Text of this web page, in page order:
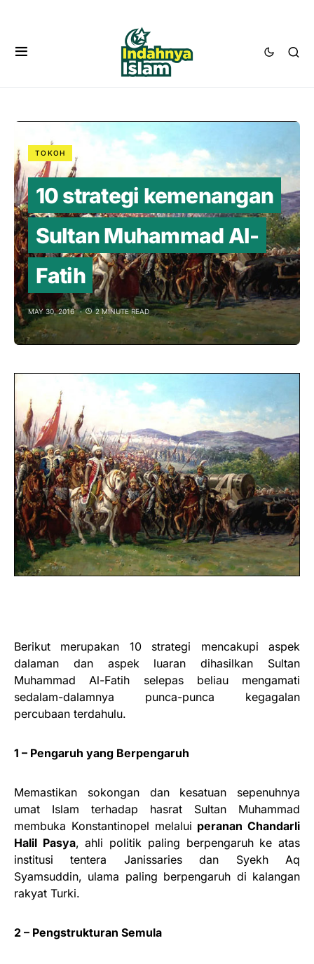
TOKOH
10 strategi kemenangan
Sultan Muhammad Al-
Fatih
MAY 30, 2016 2 MINUTE READ
Berikut merupakan 10 strategi mencakupi aspek
dalaman dan aspek luaran dihasilkan Sultan
Muhammad Al-Fatih selepas beliau mengamati
sedalam-dalamnya punca-punca kegagalan
percubaan terdahulu.
1 – Pengaruh yang Berpengaruh
Memastikan sokongan dan kesatuan sepenuhnya
umat Islam terhadap hasrat Sultan Muhammad
membuka Konstantinopel melalui peranan Chandarli
Halil Pasya, ahli politik paling berpengaruh ke atas
institusi tentera Janissaries dan Syekh Aq
Syamsuddin, ulama paling berpengaruh di kalangan
rakyat Turki.
2 – Pengstrukturan Semula